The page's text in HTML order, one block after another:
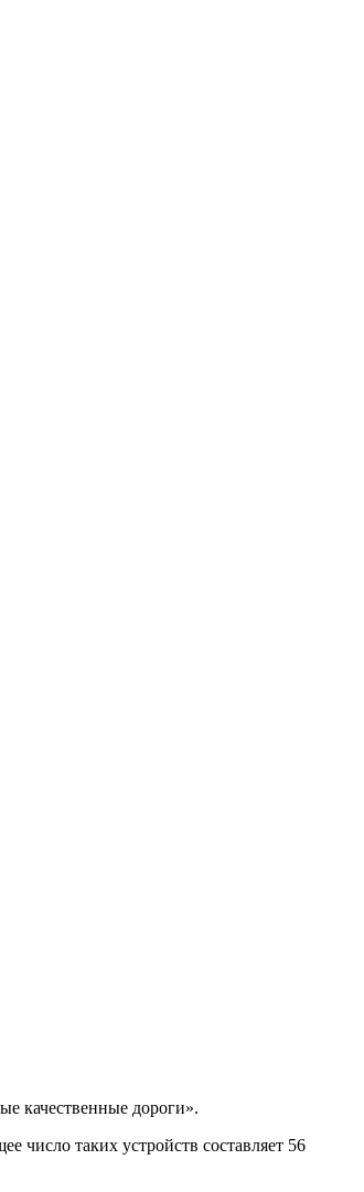
качественные дороги».
число таких устройств составляет 56